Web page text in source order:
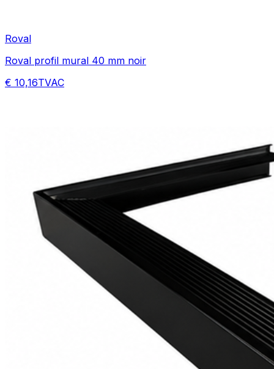
Roval
Roval profil mural 40 mm noir
€ 10,16TVAC